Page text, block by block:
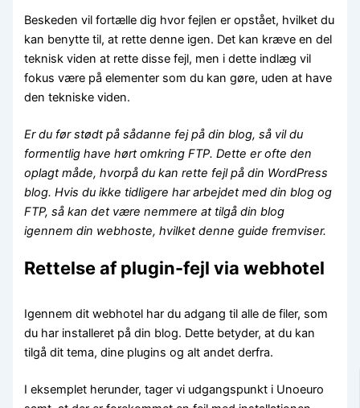
Beskeden vil fortælle dig hvor fejlen er opstået, hvilket du
kan benytte til, at rette denne igen. Det kan kræve en del
teknisk viden at rette disse fejl, men i dette indlæg vil
fokus være på elementer som du kan gøre, uden at have
den tekniske viden.
Er du før stødt på sådanne fej på din blog, så vil du
formentlig have hørt omkring FTP. Dette er ofte den
oplagt måde, hvorpå du kan rette fejl på din WordPress
blog. Hvis du ikke tidligere har arbejdet med din blog og
FTP, så kan det være nemmere at tilgå din blog
igennem din webhoste, hvilket denne guide fremviser.
Rettelse af plugin-fejl via webhotel
Igennem dit webhotel har du adgang til alle de filer, som
du har installeret på din blog. Dette betyder, at du kan
tilgå dit tema, dine plugins og alt andet derfra.
I eksemplet herunder, tager vi udgangspunkt i Unoeuro